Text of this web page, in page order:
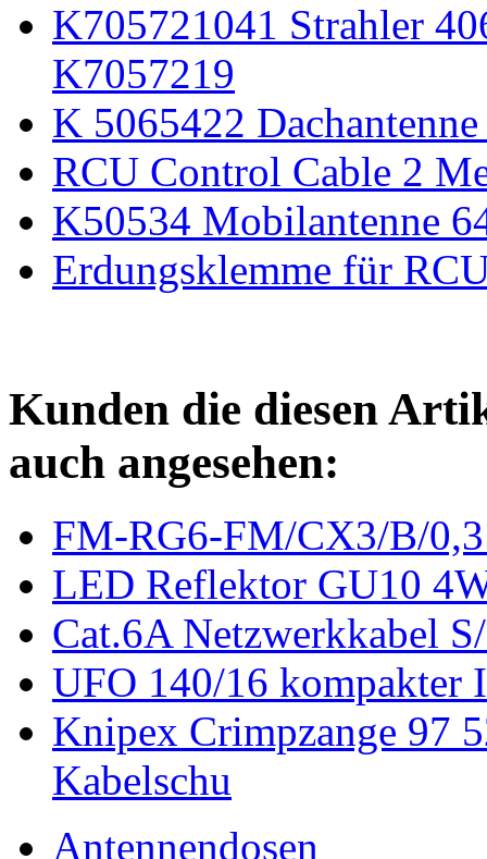
K705721041 Strahler
K7057219
K 5065422
RCU Control Cable 2
K50534 Mobilantenne
Erdungsklemme für
Kunden die diesen
auch angesehen:
FM-RG6-FM/CX3/B/0,3
LED Reflektor GU10
Cat.6A Netzwerkkabel
UFO 140/16 kompakter
Knipex Crimpzange 97
Kabelschu
Antennendosen